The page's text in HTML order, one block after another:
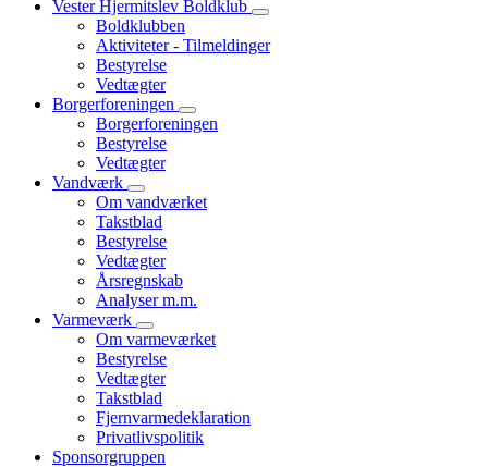
Vester Hjermitslev Boldklub
Boldklubben
Aktiviteter - Tilmeldinger
Bestyrelse
Vedtægter
Borgerforeningen
Borgerforeningen
Bestyrelse
Vedtægter
Vandværk
Om vandværket
Takstblad
Bestyrelse
Vedtægter
Årsregnskab
Analyser m.m.
Varmeværk
Om varmeværket
Bestyrelse
Vedtægter
Takstblad
Fjernvarmedeklaration
Privatlivspolitik
Sponsorgruppen